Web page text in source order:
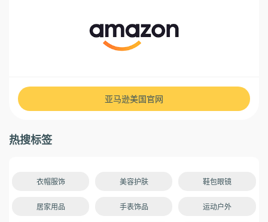
亚马逊美国官网
热搜标签
衣帽服饰 美容护肤 鞋包眼镜
居家用品 手表饰品 运动户外